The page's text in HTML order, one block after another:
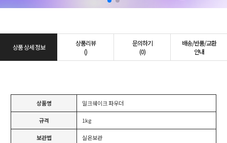
상품 상세 정보
상품리뷰
()
문의하기
(0)
배송/반품/교환
안내
상품명 밀크쉐이크 파우더
규격 1kg
보관법 실온보관